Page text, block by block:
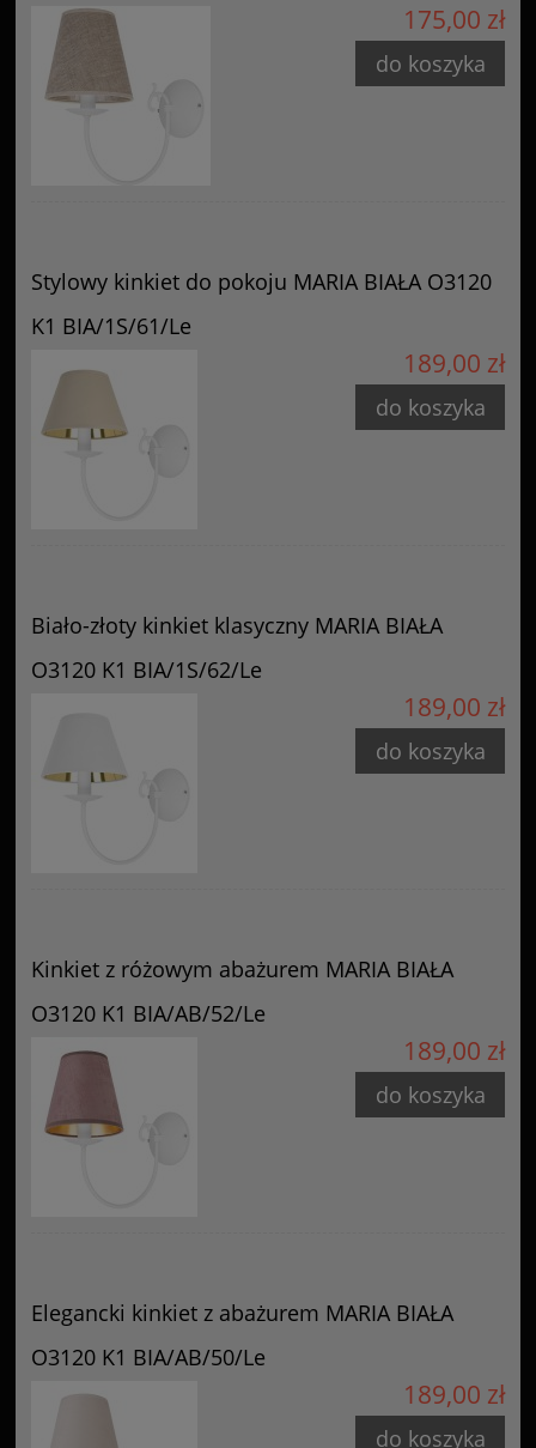
175,00 zł
do koszyka
Stylowy kinkiet do pokoju MARIA BIAŁA O3120
K1 BIA/1S/61/Le
189,00 zł
do koszyka
Biało-złoty kinkiet klasyczny MARIA BIAŁA
O3120 K1 BIA/1S/62/Le
189,00 zł
do koszyka
Kinkiet z różowym abażurem MARIA BIAŁA
O3120 K1 BIA/AB/52/Le
189,00 zł
do koszyka
Elegancki kinkiet z abażurem MARIA BIAŁA
O3120 K1 BIA/AB/50/Le
189,00 zł
do koszyka